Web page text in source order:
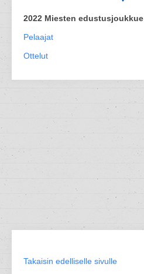
2022 Miesten edustusjoukkue
Pelaajat
Ottelut
Takaisin edelliselle sivulle